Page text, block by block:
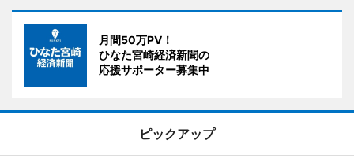
月間50万PV！
ひなた宮崎経済新聞の
応援サポーター募集中
ピックアップ